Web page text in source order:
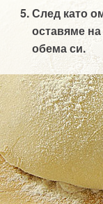
След като
оставяме
обема си.